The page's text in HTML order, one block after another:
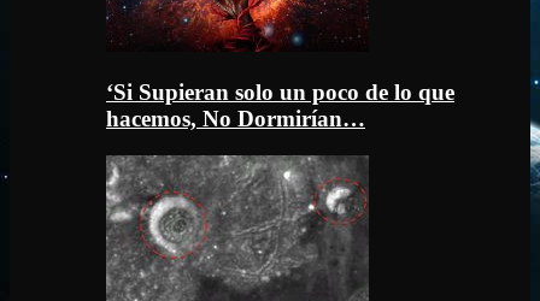
‘Si Supieran solo un poco de lo que
hacemos, No Dormirían…